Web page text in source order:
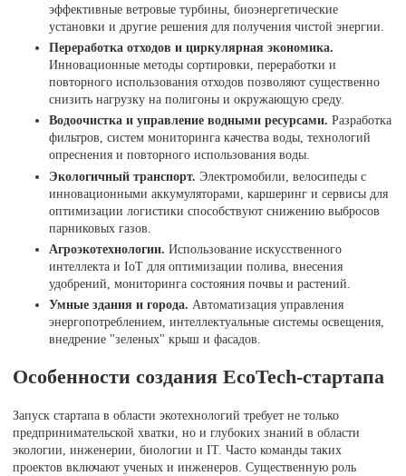
эффективные ветровые турбины, биоэнергетические
установки и другие решения для получения чистой энергии.
Переработка отходов и циркулярная экономика.
Инновационные методы сортировки, переработки и
повторного использования отходов позволяют существенно
снизить нагрузку на полигоны и окружающую среду.
Водоочистка и управление водными ресурсами. Разработка
фильтров, систем мониторинга качества воды, технологий
опреснения и повторного использования воды.
Экологичный транспорт. Электромобили, велосипеды с
инновационными аккумуляторами, каршеринг и сервисы для
оптимизации логистики способствуют снижению выбросов
парниковых газов.
Агроэкотехнологии. Использование искусственного
интеллекта и IoT для оптимизации полива, внесения
удобрений, мониторинга состояния почвы и растений.
Умные здания и города. Автоматизация управления
энергопотреблением, интеллектуальные системы освещения,
внедрение "зеленых" крыш и фасадов.
Особенности создания EcoTech-стартапа
Запуск стартапа в области экотехнологий требует не только
предпринимательской хватки, но и глубоких знаний в области
экологии, инженерии, биологии и IT. Часто команды таких
проектов включают ученых и инженеров. Существенную роль